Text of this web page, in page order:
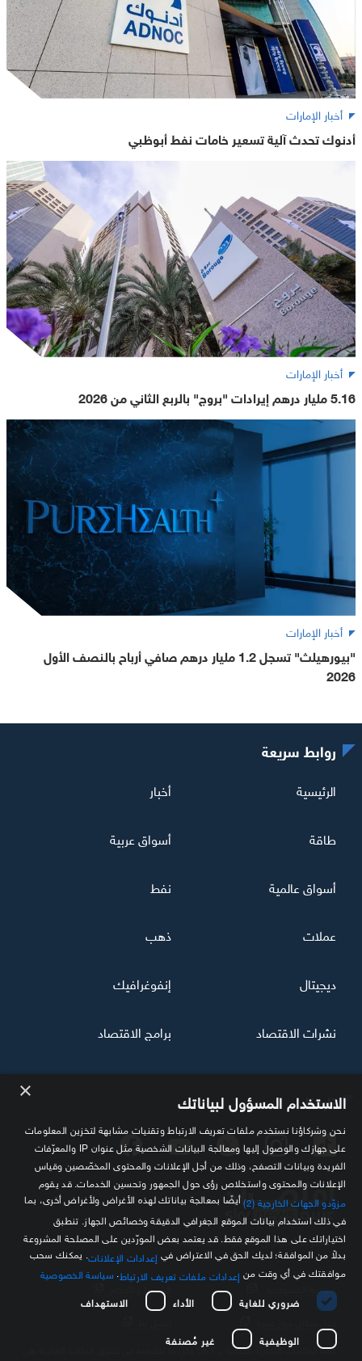
أخبار الإمارات
أدنوك تحدث آلية تسعير خامات نفط أبوظبي
أخبار الإمارات
5.16 مليار درهم إيرادات "بروج" بالربع الثاني من 2026
أخبار الإمارات
"بيورهيلث" تسجل 1.2 مليار درهم صافي أرباح بالنصف الأول
2026
تابعنا
مصدرك الموثوق للمعلومة الاقتصادية
روابط سريعة
الرئيسية أخبار
طاقة أسواق عربية
أسواق عالمية نفط
عملات ذهب
ديجيتال إنفوغرافيك
نشرات الاقتصاد برامج الاقتصاد
سياسة الخصوصية الشروط والأحكام
كافة العلامات التجارية الخاصة بـ SKY وكل ما تتضمنه من حقوق الملكية الفكرية هي
× الاستخدام المسؤول لبياناتك
نحن وشركاؤنا نستخدم ملفات تعريف الارتباط وتقنيات مشابهة لتخزين المعلومات
على جهازك والوصول إليها ومعالجة البيانات الشخصية مثل عنوان IP والمعرّفات
الفريدة وبيانات التصفح، وذلك من أجل الإعلانات والمحتوى المخصّصين وقياس
الإعلانات والمحتوى واستخلاص رؤى حول الجمهور وتحسين الخدمات. قد يقوم
مزوّدو الجهات الخارجية (2)
أيضًا بمعالجة بياناتك لهذه الأغراض ولأغراض أخرى، بما
في ذلك استخدام بيانات الموقع الجغرافي الدقيقة وخصائص الجهاز. تنطبق
اختياراتك على هذا الموقع فقط. قد يعتمد بعض المورّدين على المصلحة المشروعة
بدلاً من الموافقة؛ لديك الحق في الاعتراض في إعدادات الإعلانات . يمكنك سحب
موافقتك في أي وقت من إعدادات ملفات تعريف الارتباط سياسة الخصوصية
ضروري للغاية
الأداء الاستهداف
الوظيفية غير مُصنفة